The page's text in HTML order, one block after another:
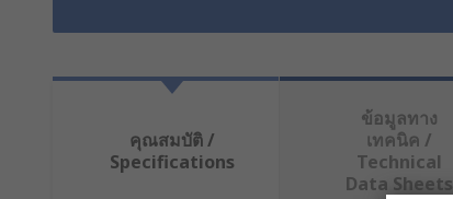
คุณสมบัติ /
Specifications
ข้อมูลทาง
เทคนิค /
Technical
Data Sheets